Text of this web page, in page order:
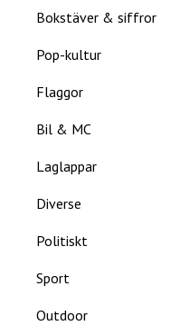
Bokstäver & siffror
Pop-kultur
Flaggor
Bil & MC
Laglappar
Diverse
Politiskt
Sport
Outdoor